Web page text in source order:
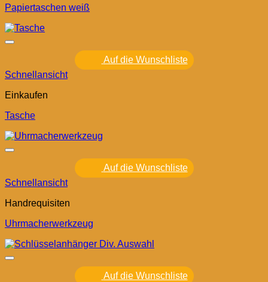
Papiertaschen weiß
Auf die Wunschliste
Schnellansicht
Einkaufen
Tasche
Auf die Wunschliste
Schnellansicht
Handrequisiten
Uhrmacherwerkzeug
Auf die Wunschliste